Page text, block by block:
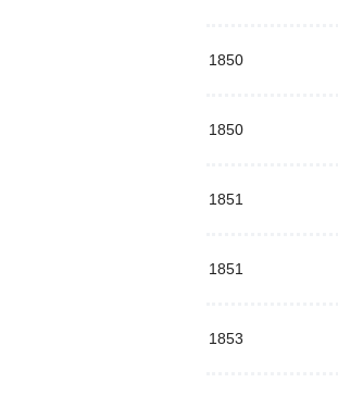
1850
1850
1851
1851
1853